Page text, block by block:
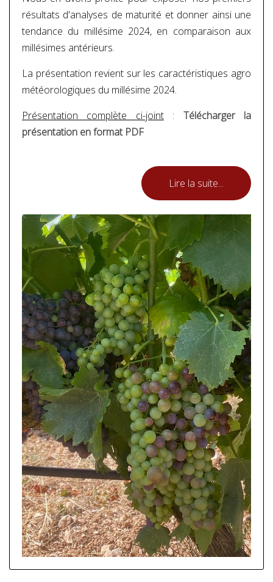
résultats d'analyses de maturité et donner ainsi une
tendance du millésime 2024, en comparaison aux
millésimes antérieurs.
La présentation revient sur les caractéristiques agro
météorologiques du millésime 2024.
Présentation complète ci-joint: Télécharger la
présentation en format PDF
Lire la suite...